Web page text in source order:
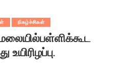
நிகழ்ச்சிகள்